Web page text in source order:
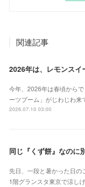
関連記事
2026年は、レモンスイ
今年、2026年は春頃から
ーツブーム」がじわじわ来
2026.07.10 03:00
先日、一段と暑かった日
1階グランスタ東京で涼し